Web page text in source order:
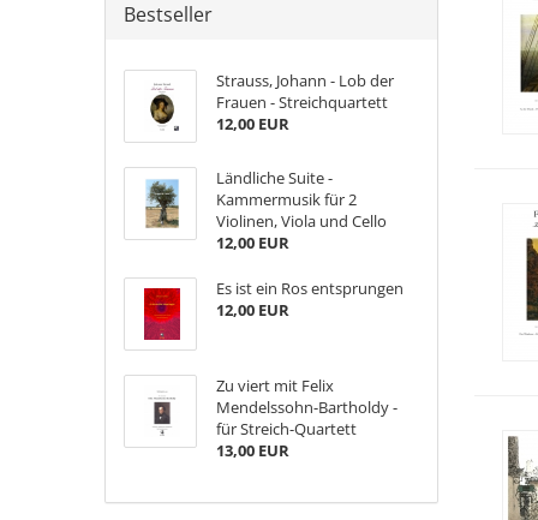
Bestseller
Strauss, Johann - Lob der
Frauen - Streichquartett
12,00 EUR
Ländliche Suite -
Kammermusik für 2
Violinen, Viola und Cello
12,00 EUR
Es ist ein Ros entsprungen
12,00 EUR
Zu viert mit Felix
Mendelssohn-Bartholdy -
für Streich-Quartett
13,00 EUR